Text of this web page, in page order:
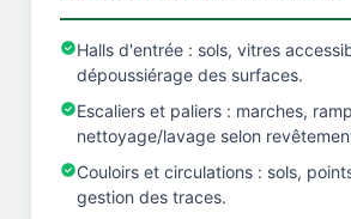
Halls d'entrée : sols, vitres
dépoussiérage des surfaces.
Escaliers et paliers : marches,
nettoyage/lavage selon
Couloirs et circulations : sols,
gestion des traces.